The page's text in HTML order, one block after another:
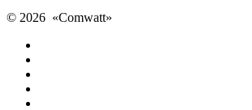
© 2026 «Comwatt»